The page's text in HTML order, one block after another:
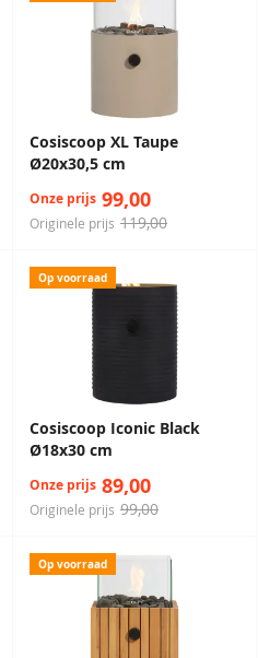
Cosiscoop XL Taupe
Ø20x30,5 cm
Originele prijs 119,00
Onze prijs 99,00
Op voorraad
Cosiscoop Iconic Black
Ø18x30 cm
Originele prijs 99,00
Onze prijs 89,00
Op voorraad